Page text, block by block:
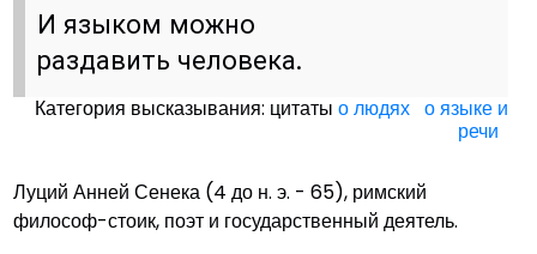
И языком можно
раздавить человека.
Категория высказывания: цитатыо людях о языке и
речи
Луций Анней Сенека (4 до н. э. - 65), римский
философ-стоик, поэт и государственный деятель.